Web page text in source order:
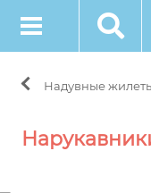
Надувные